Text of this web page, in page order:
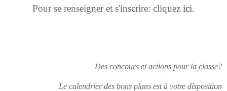
Pour se renseigner et s'inscrire: cliquez ici.
Des concours et actions pour la classe?
Le calendrier des bons plans est à votre disposition